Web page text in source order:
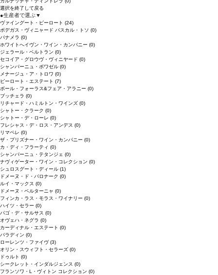
選択を終了して戻る
●生産者で選ぶ▼
ヴァイングート・ピーロート (24)
ボデガス・ヴィニャード パスカル・トソ (0)
パナメラ (0)
ホワイトへイヴン・ワイン・カンパニー (0)
ジェラール・ベルトラン (0)
セコイア・グロウヴ・ヴィニヤード (0)
シャンパーニュ・ボワゼル (0)
メナージュ・ア・トロワ (0)
ピーロート・エステート (7)
ボール・フォーラス&フェア・アラニー (0)
ブッチェラ (0)
リチャード・ハミルトン・ワインズ (0)
シャトー・クラーク (0)
シャトー・デ・ローレ (0)
フレシャス・デ・ロス・アンデス (0)
リマペレ (0)
ザ・プリズナー・ワイン・カンパニー (0)
カ・ディ・フラーティ (0)
シャンパーニュ・テタンジェ (0)
ナヴィゲーター・ワイン・コレクション (0)
シュロスグート・ディール (1)
ドメーヌ・ド・バロナーク (0)
ルイ・マックス (0)
ドメーヌ・ベルターニャ (0)
フィンカ・ラス・モラス・ワイナリー (0)
ハイツ・セラー (0)
パゴ・デ・サルサス (0)
オヴェハ・ネグラ (0)
カーディナル・エステート (0)
パラディン (0)
ローレンツ・ファイヴ(3)
オリン・スウィフト・セラーズ (0)
ドゥルト (0)
シークレット・インダルジェンス (0)
フランソワ・L・ヴィトン コレクション (0)